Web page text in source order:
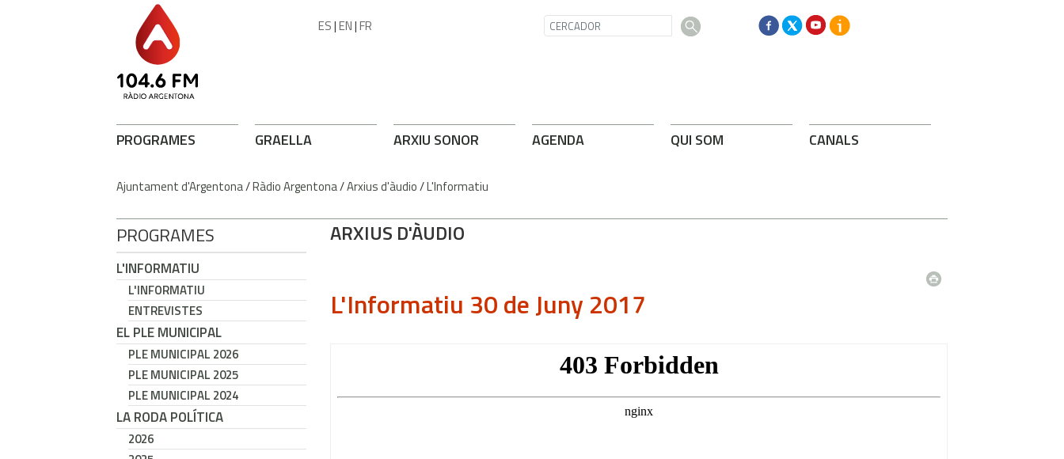
ES|EN|FR
PROGRAMES GRAELLA ARXIU SONOR AGENDA QUI SOM CANALS
Ajuntament d'Argentona/Ràdio Argentona/Arxius d'àudio/L'Informatiu
PROGRAMES
L'INFORMATIU
L'INFORMATIU
ENTREVISTES
EL PLE MUNICIPAL
PLE MUNICIPAL 2026
PLE MUNICIPAL 2025
PLE MUNICIPAL 2024
LA RODA POLÍTICA
2026
ARXIUS D'ÀUDIO
L'Informatiu 30 de Juny 2017